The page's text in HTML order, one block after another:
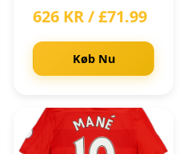
626 KR / £71.99
Køb Nu